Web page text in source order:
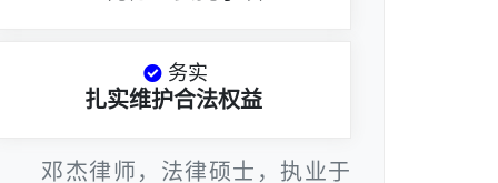
务实
扎实维护合法权益
邓杰律师，法律硕士，执业于